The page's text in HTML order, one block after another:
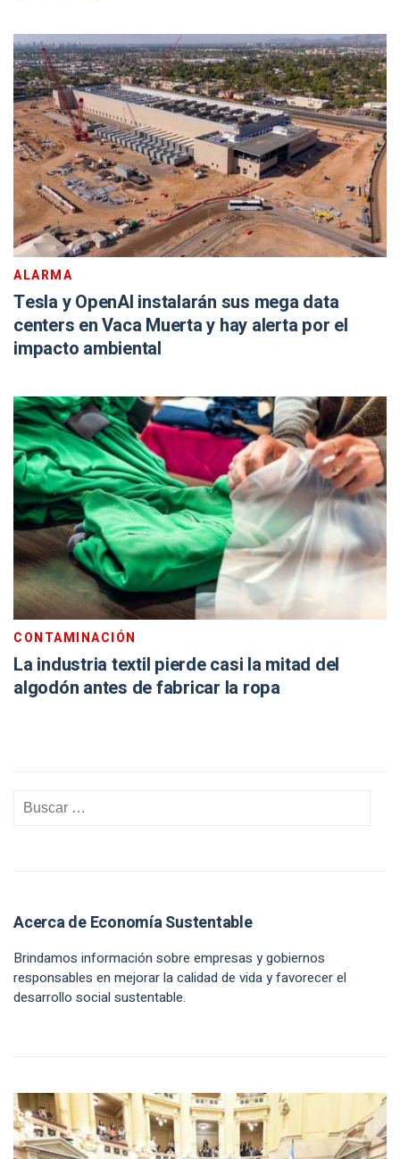
ALARMA
Tesla y OpenAI instalarán sus mega data
centers en Vaca Muerta y hay alerta por el
impacto ambiental
CONTAMINACIÓN
La industria textil pierde casi la mitad del
algodón antes de fabricar la ropa
Acerca de Economía Sustentable
Brindamos información sobre empresas y gobiernos
responsables en mejorar la calidad de vida y favorecer el
desarrollo social sustentable.